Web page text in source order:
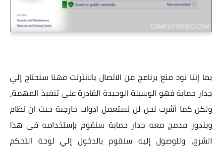
بما إننا نود منع برنامج من الاتصال بالانترنت فهنا سنحتاج إلي
جدار حماية فهو الوسيلة الوحيدة القادرة علي تنفيذ المهمة،
ولكن كما أشرت نحن لن نستعمل ادوات خارجية حيث ان نظام
ويندوز مدمج معه جدار حماية سنقوم بإستخدامه في هذا
الشرح، وللوصول إليه سنقوم بالدخول إلي لوحة التحكم